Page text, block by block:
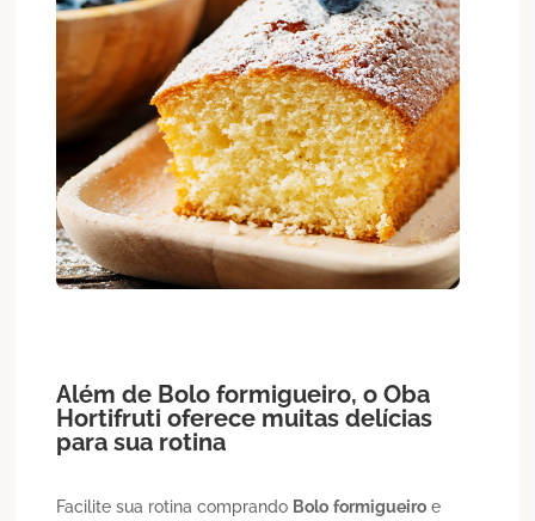
Além de Bolo formigueiro, o Oba
Hortifruti oferece muitas delícias
para sua rotina
Facilite sua rotina comprando Bolo formigueiro e